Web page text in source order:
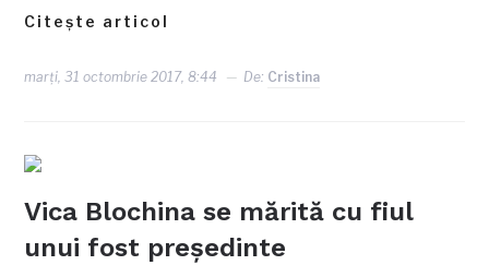
Citește articol
marți, 31 octombrie 2017, 8:44 De: Cristina
Vica Blochina se mărită cu fiul
unui fost președinte